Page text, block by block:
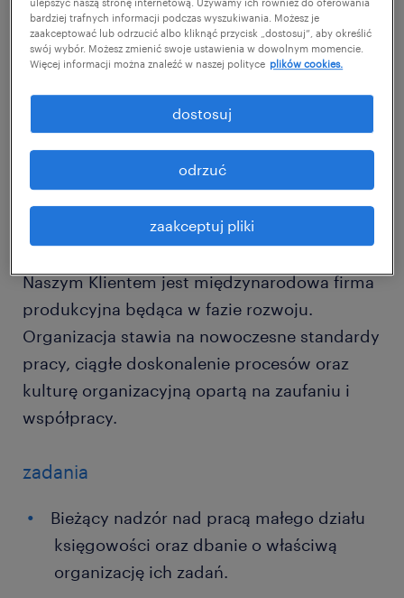
produkcyjnej, masz za sobą pierwsze
doświadczenie w zarządzaniu zespołem,
lubisz pracować w międzynarodowym
środowisku – to ogłoszenie jest właśnie dla
Ciebie! Szukamy osoby, która sprawnie łączy
operacyjną wiedzę księgową z naturalnymi
umiejętnościami liderskimi, wspierając zespół
się razem z nami!
Naszym Klientem jest międzynarodowa firma
produkcyjna będąca w fazie rozwoju.
Organizacja stawia na nowoczesne standardy
pracy, ciągłe doskonalenie procesów oraz
kulturę organizacyjną opartą na zaufaniu i
współpracy.
zadania
Bieżący nadzór nad pracą małego działu
księgowości oraz dbanie o właściwą
organizację ich zadań.
bardziej trafnych informacji podczas wyszukiwania. Możesz je
zaakceptować lub odrzucić albo kliknąć przycisk „dostosuj”, aby określić
swój wybór. Możesz zmienić swoje ustawienia w dowolnym momencie.
Więcej informacji można znaleźć w naszej polityce plików cookies.
zaakceptuj pliki
odrzuć
dostosuj